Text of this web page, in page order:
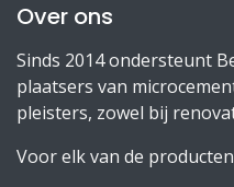
Over ons
Sinds 2014 ondersteunt
plaatsers van
pleisters, zowel bij
Voor elk van de